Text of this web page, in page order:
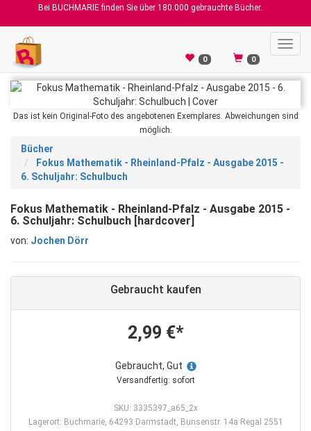
Bei BUCHMARIE finden Sie über 180.000 gebrauchte Bücher.
0 0
Das ist kein Original-Foto des angebotenen Exemplares. Abweichungen sind
möglich.
Bücher
Fokus Mathematik - Rheinland-Pfalz - Ausgabe 2015 -
6. Schuljahr: Schulbuch
Fokus Mathematik - Rheinland-Pfalz - Ausgabe 2015 -
6. Schuljahr: Schulbuch [hardcover]
von: Jochen Dörr
Gebraucht kaufen
2,99 €*
Gebraucht, Gut
Versandfertig: sofort
SKU: 3335397_a65_2x
Lagerort: Buchmarie, 64293 Darmstadt, Bunsenstr. 14a Regal 2551